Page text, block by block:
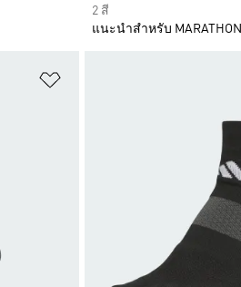
2 สี
แนะนำสำหรับ MARATHON